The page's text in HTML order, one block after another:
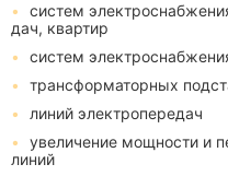
систем
дач, квартир
систем
трансформаторных
линий электропередач
увеличение мощности и
линий